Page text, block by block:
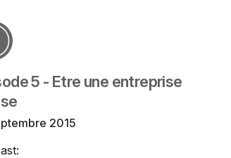
5 - Etre une entreprise
2015